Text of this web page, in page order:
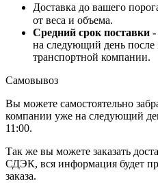
Доставка до вашего
от веса и объема.
Средний срок поставки -
на следующий день после
транспортной компании.
Самовывоз
Вы можете самостоятельно
компании уже на следующий
11:00.
Так же вы можете заказать
СДЭК, вся информация будет
заказа.